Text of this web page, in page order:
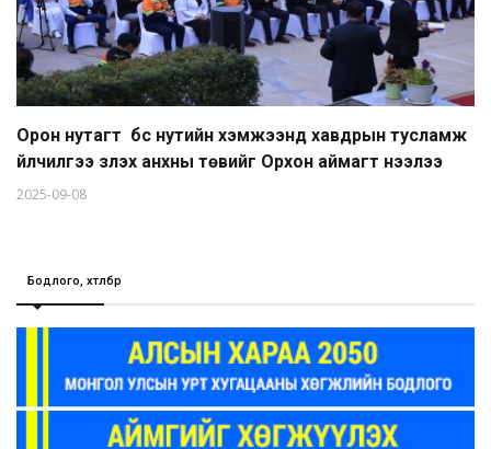
Орон нутагт бүс нутийн хэмжээнд хавдрын тусламж
үйлчилгээ үзүүлэх анхны төвийг Орхон аймагт нээлээ
2025-09-08
Бодлого, хөтөлбөр